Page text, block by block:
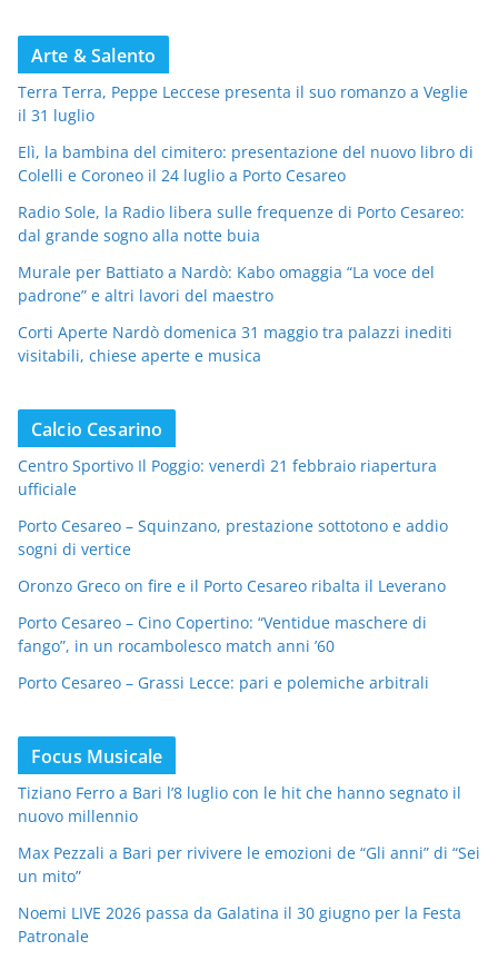
Arte & Salento
Terra Terra, Peppe Leccese presenta il suo romanzo a Veglie
il 31 luglio
Elì, la bambina del cimitero: presentazione del nuovo libro di
Colelli e Coroneo il 24 luglio a Porto Cesareo
Radio Sole, la Radio libera sulle frequenze di Porto Cesareo:
dal grande sogno alla notte buia
Murale per Battiato a Nardò: Kabo omaggia “La voce del
padrone” e altri lavori del maestro
Corti Aperte Nardò domenica 31 maggio tra palazzi inediti
visitabili, chiese aperte e musica
Calcio Cesarino
Centro Sportivo Il Poggio: venerdì 21 febbraio riapertura
ufficiale
Porto Cesareo – Squinzano, prestazione sottotono e addio
sogni di vertice
Oronzo Greco on fire e il Porto Cesareo ribalta il Leverano
Porto Cesareo – Cino Copertino: “Ventidue maschere di
fango”, in un rocambolesco match anni ’60
Porto Cesareo – Grassi Lecce: pari e polemiche arbitrali
Focus Musicale
Tiziano Ferro a Bari l’8 luglio con le hit che hanno segnato il
nuovo millennio
Max Pezzali a Bari per rivivere le emozioni de “Gli anni” di “Sei
un mito”
Noemi LIVE 2026 passa da Galatina il 30 giugno per la Festa
Patronale